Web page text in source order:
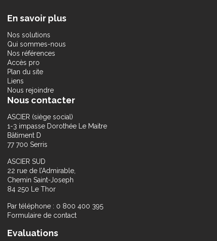
En savoir plus
Nos solutions
Qui sommes-nous
Nos références
Accès pro
Plan du site
Liens
Nous rejoindre
Nous contacter
ASCIER (siège social)
1-3 impasse Dorothée Le Maitre
Bâtiment D
77 700 Serris
ASCIER SUD
22 rue de l’Admirable,
Chemin Saint-Joseph
84 250 Le Thor
Par téléphone : 0 800 400 395
Formulaire de contact
Evaluations